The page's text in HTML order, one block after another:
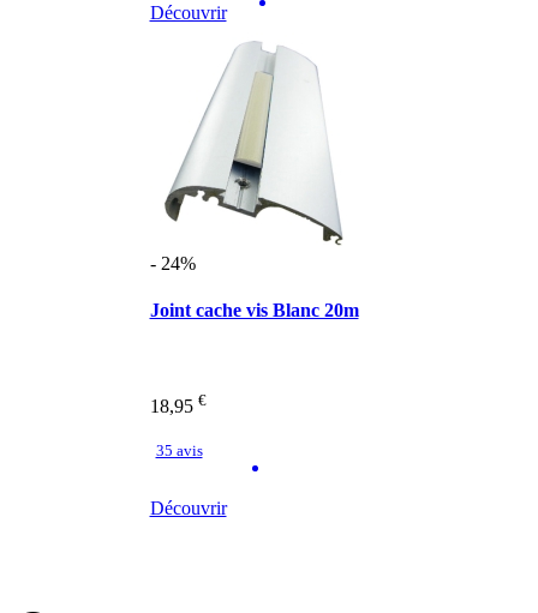
Découvrir
- 24%
Joint cache vis Blanc 20m
18,95 €
35 avis
Découvrir